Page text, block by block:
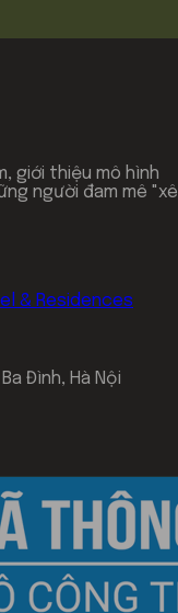
giới thiệu mô hình
người đam mê "xê
& Residences
Đình, Hà Nội